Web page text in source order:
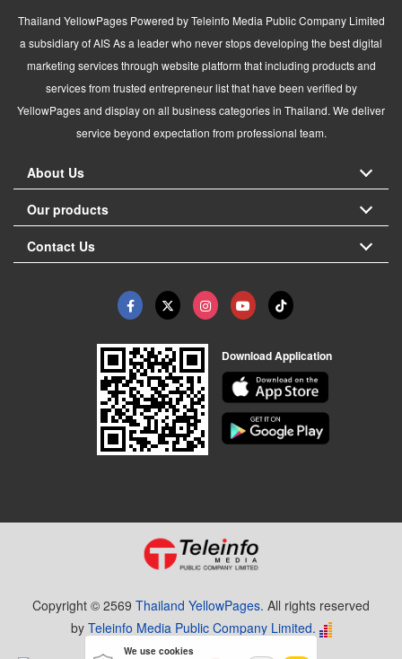
Thailand YellowPages Powered by Teleinfo Media Public Company Limited
a subsidiary of AIS As a leader who never stops developing the best digital
marketing services through website platform that including products and
services from trusted entrepreneur list that have been verified by
YellowPages and display on all business categories in Thailand. We deliver
service beyond expectation from professional team.
About Us
Our products
Contact Us
Download Application
Copyright © 2569 Thailand YellowPages. All rights reserved
by Teleinfo Media Public Company Limited.
We use cookies